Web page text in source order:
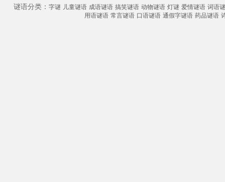
谜语分类： 字谜 儿童谜语 成语谜语 搞笑谜语 动物谜语 灯谜 爱情谜语 词语
用语谜语 常言谜语 口语谜语 通假字谜语 药品谜语